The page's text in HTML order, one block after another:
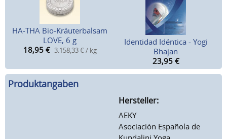
HA-THA Bio-Kräuterbalsam
LOVE, 6 g
18,95 € 3.158,33 € / kg
Identidad Idéntica - Yogi
Bhajan
23,95 €
Produktangaben
Hersteller:
AEKY
Asociación Española de